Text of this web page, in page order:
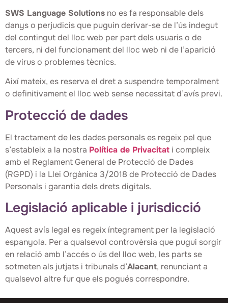
SWS Language Solutions no es fa responsable dels
danys o perjudicis que puguin derivar-se de l’ús indegut
del contingut del lloc web per part dels usuaris o de
tercers, ni del funcionament del lloc web ni de l’aparició
de virus o problemes tècnics.
Així mateix, es reserva el dret a suspendre temporalment
o definitivament el lloc web sense necessitat d’avís previ.
Protecció de dades
El tractament de les dades personals es regeix pel que
s’estableix a la nostra Política de Privacitat i compleix
amb el Reglament General de Protecció de Dades
(RGPD) i la Llei Orgànica 3/2018 de Protecció de Dades
Personals i garantia dels drets digitals.
Legislació aplicable i jurisdicció
Aquest avís legal es regeix íntegrament per la legislació
espanyola. Per a qualsevol controvèrsia que pugui sorgir
en relació amb l’accés o ús del lloc web, les parts se
sotmeten als jutjats i tribunals d’Alacant, renunciant a
qualsevol altre fur que els pogués correspondre.